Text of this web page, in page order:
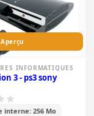
INFORMATIQUES
3 - ps3 sony
interne: 256 Mo